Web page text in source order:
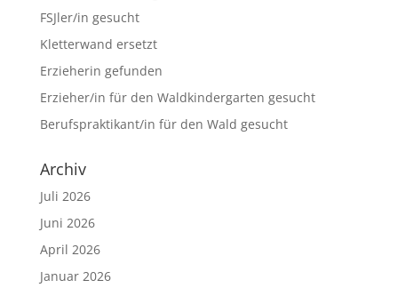
FSJler/in gesucht
Kletterwand ersetzt
Erzieherin gefunden
Erzieher/in für den Waldkindergarten gesucht
Berufspraktikant/in für den Wald gesucht
Archiv
Juli 2026
Juni 2026
April 2026
Januar 2026